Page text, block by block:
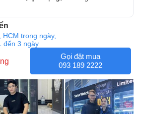
trong ngày,
đến 3 ngày
Gọi đặt mua
093 189 2222